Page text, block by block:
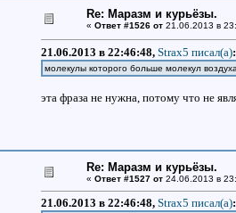
Re: Маразм и курьёзы.
« Ответ #1526 от21.06.2013 в
21.06.2013 в 22:46:48, Strax5 писал(a):
молекулы которого больше молекул
эта фраза не нужна, потому что не
Re: Маразм и курьёзы.
« Ответ #1527 от24.06.2013 в
21.06.2013 в 22:46:48, Strax5 писал(a):